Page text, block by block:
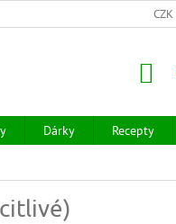
HODNOCENÍ OBCHODUCZK
Dárky Recepty